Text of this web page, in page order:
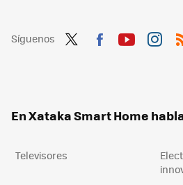
Síguenos
En Xataka Smart Home
Televisores